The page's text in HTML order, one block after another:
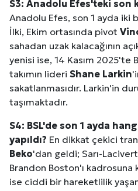
S3: Anadolu Efes'teki son
Anadolu Efes, son 1 ayda iki
İlki, Ekim ortasında pivot
sahadan uzak kalacağının
yenisi ise, 14 Kasım 2025'te
takımın lideri Shane Larkin
sakatlanmasıdır. Larkin'in
taşımaktadır.
S4: BSL'de son 1 ayda
yapıldı? En dikkat çekici
Beko'dan geldi; Sarı-
Brandon Boston'ı kadrosuna
ise ciddi bir hareketlilik